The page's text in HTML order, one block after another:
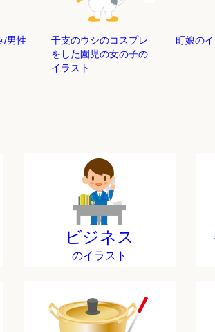
/男性
干支のウシのコスプレ
をした園児の女の子の
イラスト
町娘の
ビジネス
のイラスト